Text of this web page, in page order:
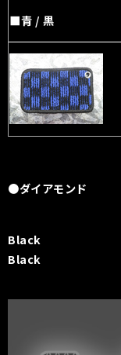
■青 / 黒
●ダイアモンド
Black